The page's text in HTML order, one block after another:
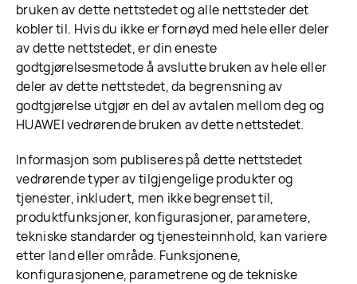
bruken av dette nettstedet og alle nettsteder det
kobler til. Hvis du ikke er fornøyd med hele eller deler
av dette nettstedet, er din eneste
godtgjørelsesmetode å avslutte bruken av hele eller
deler av dette nettstedet, da begrensning av
godtgjørelse utgjør en del av avtalen mellom deg og
HUAWEI vedrørende bruken av dette nettstedet.
Informasjon som publiseres på dette nettstedet
vedrørende typer av tilgjengelige produkter og
tjenester, inkludert, men ikke begrenset til,
produktfunksjoner, konfigurasjoner, parametere,
tekniske standarder og tjenesteinnhold, kan variere
etter land eller område. Funksjonene,
konfigurasjonene, parametrene og de tekniske